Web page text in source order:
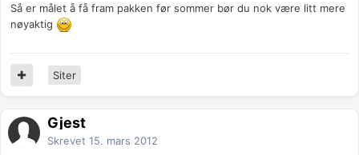
Så er målet å få fram pakken før sommer bør du nok være litt mere
nøyaktig
Siter
Gjest
Skrevet 15. mars 2012